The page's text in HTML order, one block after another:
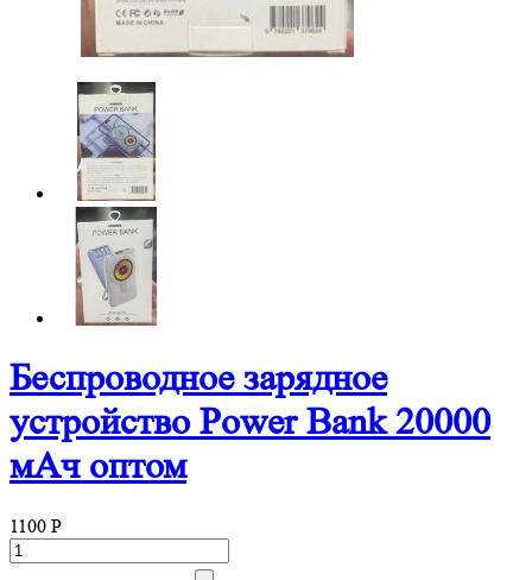
Беспроводное зарядное
устройство Power Bank 20000
мАч оптом
1100 P